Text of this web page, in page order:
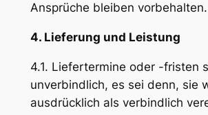
Ansprüche bleiben vorbehalten.
4. Lieferung und Leistung
4.1. Liefertermine oder -fristen
unverbindlich, es sei denn, sie
ausdrücklich als verbindlich